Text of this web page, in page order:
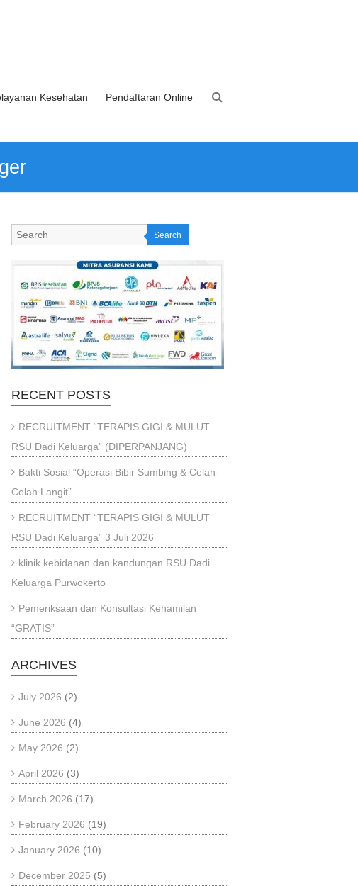
Kesehatan Pendaftaran Online
Search
RECENT POSTS
RECRUITMENT “TERAPIS GIGI & MULUT
RSU Dadi Keluarga” (DIPERPANJANG)
Bakti Sosial “Operasi Bibir Sumbing & Celah-
Celah Langit”
RECRUITMENT “TERAPIS GIGI & MULUT
RSU Dadi Keluarga” 3 Juli 2026
klinik kebidanan dan kandungan RSU Dadi
Keluarga Purwokerto
Pemeriksaan dan Konsultasi Kehamilan
“GRATIS”
ARCHIVES
July 2026 (2)
June 2026 (4)
May 2026 (2)
April 2026 (3)
March 2026 (17)
February 2026 (19)
January 2026 (10)
December 2025 (5)